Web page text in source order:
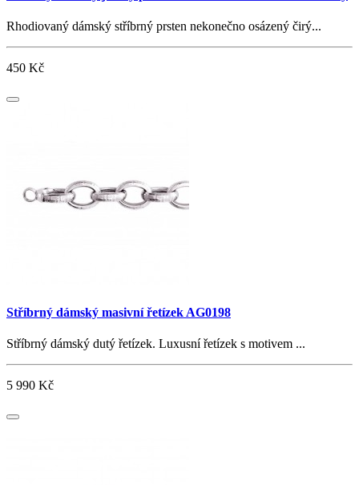
Rhodiovaný dámský stříbrný prsten nekonečno osázený čirý...
450 Kč
Stříbrný dámský masivní řetízek AG0198
Stříbrný dámský dutý řetízek. Luxusní řetízek s motivem ...
5 990 Kč